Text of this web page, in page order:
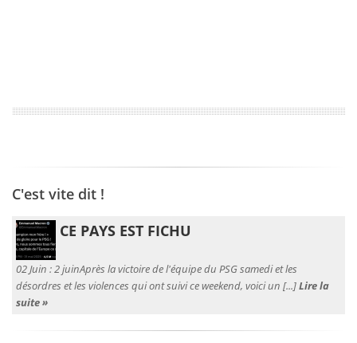
C'est vite dit !
CE PAYS EST FICHU
02 Juin :2 juinAprès la victoire de l'équipe du PSG samedi et les
désordres et les violences qui ont suivi ce weekend, voici un [...]Lire la
suite »